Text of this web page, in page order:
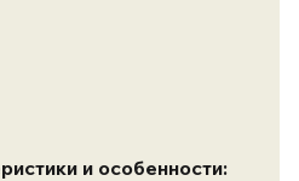
и особенности: